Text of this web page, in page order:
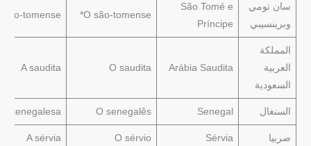
سان تومي
وبرينسيبي
São Tomé e
Príncipe
O são-tomense*
são-tomense*
المملكة
العربية
السعودية
Arábia Saudita
O saudita
A saudita
السنغال Senegal
O senegalês
A senegalesa
صربيا Sérvia
O sérvio
A sérvia